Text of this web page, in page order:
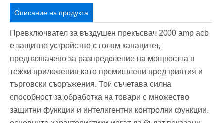
Описание на продукта
Превключвател за въздушен прекъсвач 2000 amp acb
е защитно устройство с голям капацитет,
предназначено за разпределение на мощността в
тежки приложения като промишлени предприятия и
търговски съоръжения. Той съчетава силна
способност за обработка на товари с множество
защитни функции и интелигентни контролни функции.